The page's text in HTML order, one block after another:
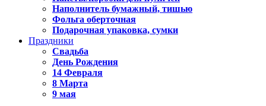
Наполнитель бумажный, тишью
Фольга оберточная
Подарочная упаковка, сумки
Праздники
Свадьба
День Рождения
14 Февраля
8 Марта
9 мая